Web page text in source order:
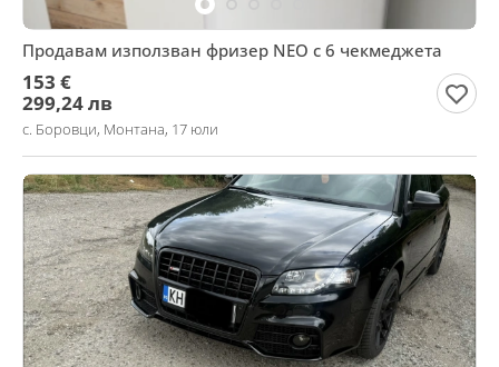
Продавам използван фризер NEO с 6 чекмеджета
153 €
299,24 лв
с. Боровци, Монтана, 17 юли